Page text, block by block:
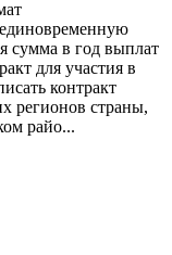
сумма в год выплат
для участия в
контракт
регионов страны,
райо...